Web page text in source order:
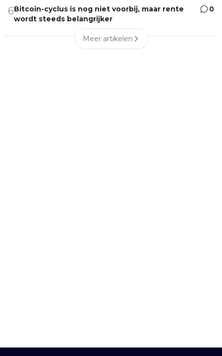
6Bitcoin-cyclus is nog niet voorbij, maar rente
wordt steeds belangrijker
0
Meer artikelen